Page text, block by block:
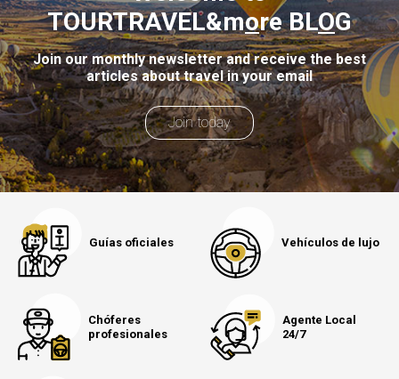
TOURTRAVEL&moreBLOG
Join our monthly newsletter and receive the best
articles about travel in your email
Join today
Guías oficiales Vehículos de lujo
Chóferes
profesionales
Agente Local
24/7